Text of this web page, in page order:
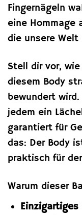
Fingernägeln
eine Hommage
die unsere Welt
Stell dir vor,
diesem Body
bewundert
jedem ein
garantiert für
das: Der Body
praktisch für
Warum dieser
Einzigartiges